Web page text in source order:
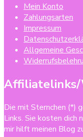
Mein Konto
Zahlungsarten
Impressum
Allgemeine
Die mit Sternchen (*)
Links. Sie kosten dich
mir hilft meinen Blog